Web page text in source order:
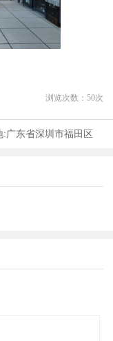
浏览次数： 50次
:广东省深圳市福田区